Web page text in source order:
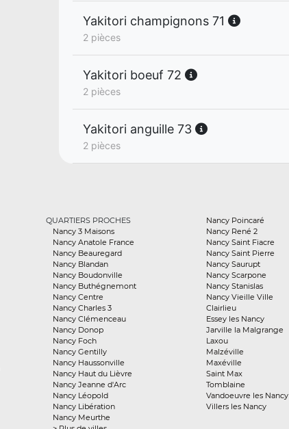
Yakitori champignons 71
2 pièces
Yakitori boeuf 72
2 pièces
Yakitori anguille 73
2 pièces
QUARTIERS PROCHES
Nancy 3 Maisons
Nancy Anatole France
Nancy Beauregard
Nancy Blandan
Nancy Boudonville
Nancy Buthégnemont
Nancy Centre
Nancy Charles 3
Nancy Clémenceau
Nancy Donop
Nancy Foch
Nancy Gentilly
Nancy Haussonville
Nancy Haut du Lièvre
Nancy Jeanne d'Arc
Nancy Léopold
Nancy Libération
Nancy Meurthe
Nancy Poincaré
Nancy René 2
Nancy Saint Fiacre
Nancy Saint Pierre
Nancy Saurupt
Nancy Scarpone
Nancy Stanislas
Nancy Vieille Ville
Clairlieu
Essey les Nancy
Jarville la Malgrange
Laxou
Malzéville
Maxéville
Saint Max
Tomblaine
Vandoeuvre les Nancy
Villers les Nancy